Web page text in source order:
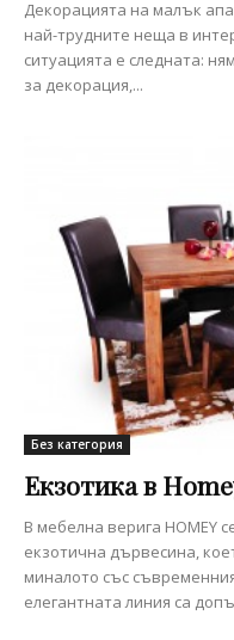
Декорацията на малък
най-трудните неща в
ситуацията е следната:
за декорация,...
Без категория
Екзотика в
В мебелна верига HOMEY
екзотична дървесина,
миналото със
елегантната линия са